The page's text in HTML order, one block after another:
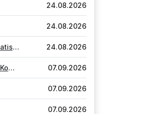
24.08.2026
24.08.2026
n8n: Modul 1 - Automatisierung mit KI-Agenten 24.08.2026
React & TypeScript - Komponenten, Reaktivität & Schnittstellen 07.09.2026
07.09.2026
07.09.2026